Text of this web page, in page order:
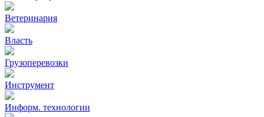
Ветеринария
Власть
Грузоперевозки
Инструмент
Информ. технологии